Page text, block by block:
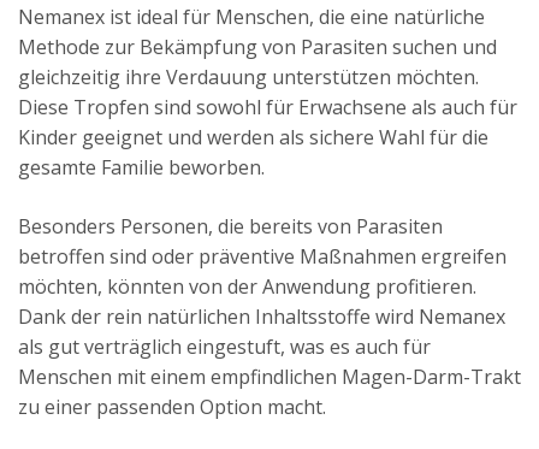
Nemanex ist ideal für Menschen, die eine natürliche
Methode zur Bekämpfung von Parasiten suchen und
gleichzeitig ihre Verdauung unterstützen möchten.
Diese Tropfen sind sowohl für Erwachsene als auch für
Kinder geeignet und werden als sichere Wahl für die
gesamte Familie beworben.
Besonders Personen, die bereits von Parasiten
betroffen sind oder präventive Maßnahmen ergreifen
möchten, könnten von der Anwendung profitieren.
Dank der rein natürlichen Inhaltsstoffe wird Nemanex
als gut verträglich eingestuft, was es auch für
Menschen mit einem empfindlichen Magen-Darm-Trakt
zu einer passenden Option macht.